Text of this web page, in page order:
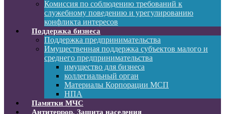
Комиссия по соблюдению требований к
служебному поведению и урегулированию
конфликта интересов
Поддержка бизнеса
Поддержка предпринимательства
Имущественная поддержка субъектов малого и
среднего предпринимательства
имущество для бизнеса
коллегиальный орган
Материалы Корпорации МСП
НПА
Памятки МЧС
Антитеррор. Защита населения